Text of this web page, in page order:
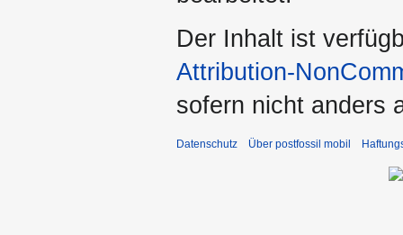
Der Inhalt ist
Attribution-
sofern nicht anders
Datenschutz Über postfossil mobil